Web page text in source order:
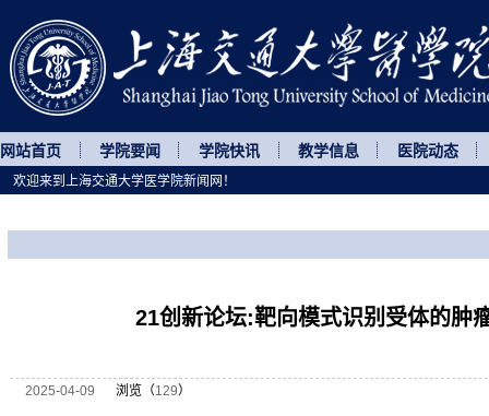
网站首页 学院要闻 学院快讯 教学信息 医院动态
21创新论坛:靶向模式识别受体的肿
2025-04-09 浏览（129）
欢迎来到上海交通大学医学院新闻网！